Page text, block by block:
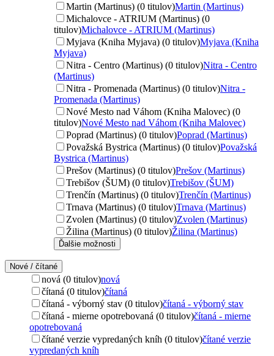
Martin (Martinus) (0 titulov)Martin (Martinus)
Michalovce - ATRIUM (Martinus) (0
titulov)Michalovce - ATRIUM (Martinus)
Myjava (Kniha Myjava) (0 titulov)Myjava (Kniha
Myjava)
Nitra - Centro (Martinus) (0 titulov)Nitra - Centro
(Martinus)
Nitra - Promenada (Martinus) (0 titulov)Nitra -
Promenada (Martinus)
Nové Mesto nad Váhom (Kniha Malovec) (0
titulov)Nové Mesto nad Váhom (Kniha Malovec)
Poprad (Martinus) (0 titulov)Poprad (Martinus)
Považská Bystrica (Martinus) (0 titulov)Považská
Bystrica (Martinus)
Prešov (Martinus) (0 titulov)Prešov (Martinus)
Trebišov (ŠUM) (0 titulov)Trebišov (ŠUM)
Trenčín (Martinus) (0 titulov)Trenčín (Martinus)
Trnava (Martinus) (0 titulov)Trnava (Martinus)
Zvolen (Martinus) (0 titulov)Zvolen (Martinus)
Žilina (Martinus) (0 titulov)Žilina (Martinus)
Ďalšie možnosti
Nové / čítané
nová (0 titulov)nová
čítaná (0 titulov)čítaná
čítaná - výborný stav (0 titulov)čítaná - výborný stav
čítaná - mierne opotrebovaná (0 titulov)čítaná - mierne
opotrebovaná
čítané verzie vypredaných kníh (0 titulov)čítané verzie
vypredaných kníh